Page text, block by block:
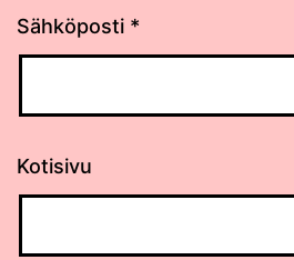
Sähköposti *
Kotisivu